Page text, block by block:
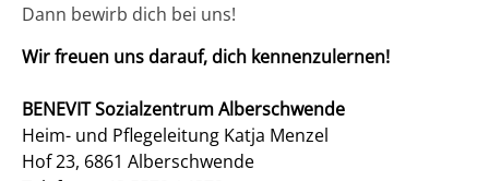
Dann bewirb dich bei uns!
Wir freuen uns darauf, dich kennenzulernen!
BENEVIT Sozialzentrum Alberschwende
Heim- und Pflegeleitung Katja Menzel
Hof 23, 6861 Alberschwende